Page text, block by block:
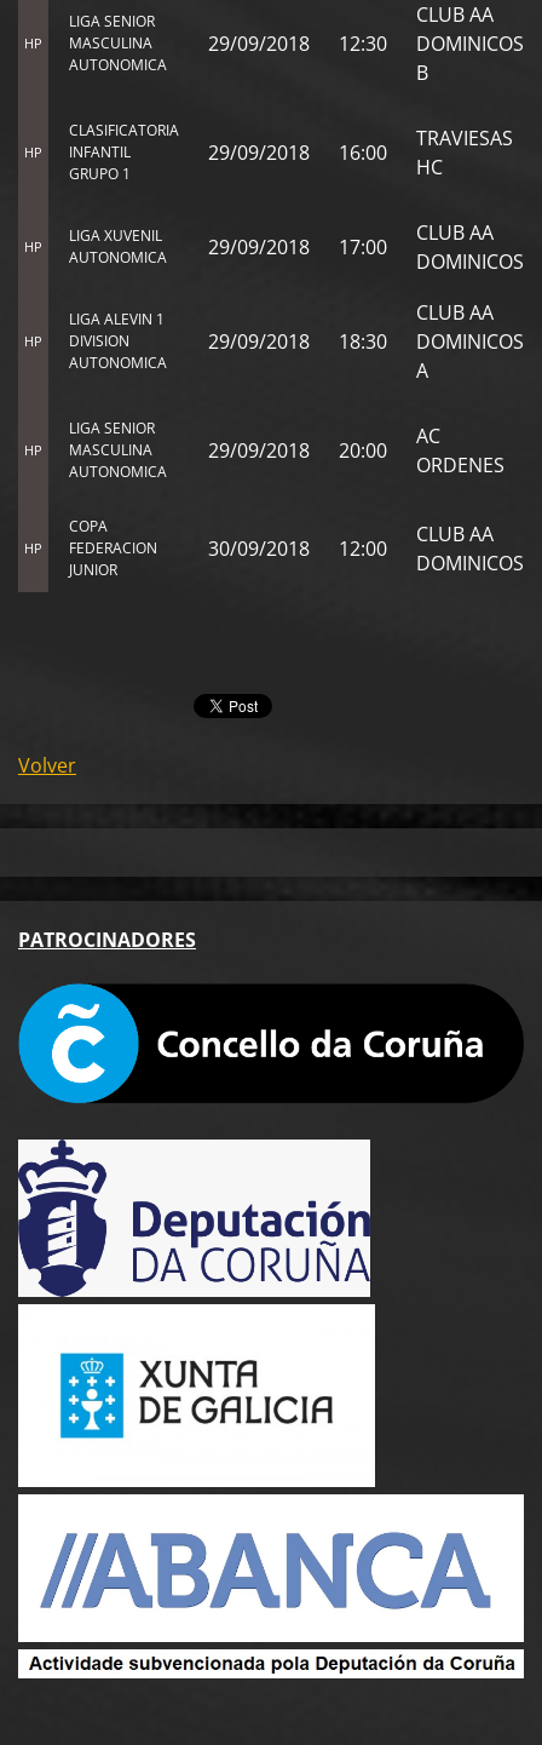
HP
LIGA SENIOR
MASCULINA
AUTONOMICA
29/09/2018 12:30
CLUB AA
DOMINICOS
B
HP
CLASIFICATORIA
INFANTIL
GRUPO 1
29/09/2018 16:00
TRAVIESAS
HC
HP
LIGA XUVENIL
AUTONOMICA
29/09/2018 17:00
CLUB AA
DOMINICOS
HP
LIGA ALEVIN 1
DIVISION
AUTONOMICA
29/09/2018 18:30
CLUB AA
DOMINICOS
A
HP
LIGA SENIOR
MASCULINA
AUTONOMICA
29/09/2018 20:00
AC
ORDENES
HP
COPA
FEDERACION
JUNIOR
30/09/2018 12:00
CLUB AA
DOMINICOS
Volver
PATROCINADORES